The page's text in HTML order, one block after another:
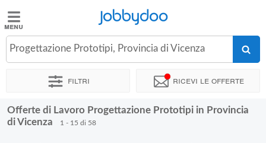
Jobbydoo
Offerte
Stipendi
Jobbydoo
Progettazione Prototipi, Provincia di Vicenza
Filtri Ricevi le offerte
Offerte di Lavoro Progettazione Prototipi in Provincia
di Vicenza
1 - 15 di 58